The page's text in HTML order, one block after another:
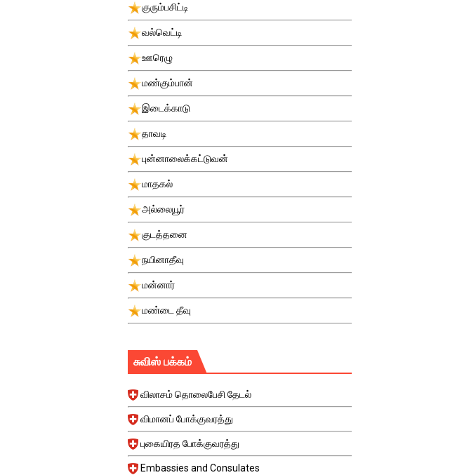
குரும்பசிட்டி
வல்வெட்டி
ஊரெழு
மண்கும்பான்
இடைக்காடு
தாவடி
புன்னாலைக்கட்டுவன்
மாதகல்
அல்லையூர்
குடத்தனை
நயினாதீவு
மன்னார்
மண்டை தீவு
சுவிஸ் பக்கம்
விலாசம் தொலைபேசி தேடல்
விமானப் போக்குவரத்து
புகையிரத போக்குவரத்து
Embassies and Consulates